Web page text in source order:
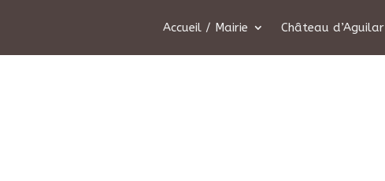
Accueil / Mairie Château d’Aguilar